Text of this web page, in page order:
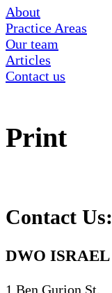
About
Practice Areas
Our team
Articles
Contact us
Print
Contact Us:
DWO ISRAEL
1 Ben Gurion St.